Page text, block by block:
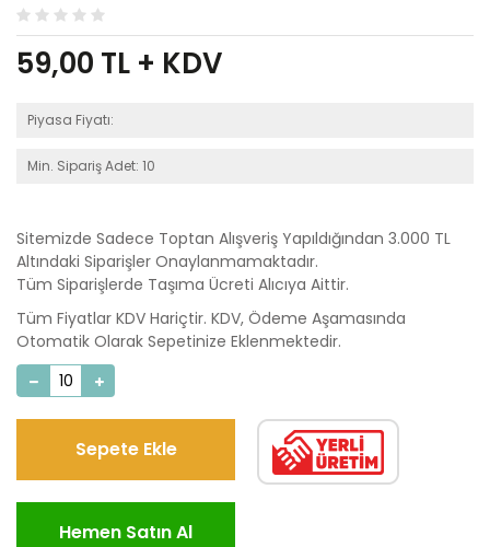
59,00 TL + KDV
Piyasa Fiyatı:
Min. Sipariş Adet: 10
Sitemizde Sadece Toptan Alışveriş Yapıldığından 3.000 TL
Altındaki Siparişler Onaylanmamaktadır.
Tüm Siparişlerde Taşıma Ücreti Alıcıya Aittir.
Tüm Fiyatlar KDV Hariçtir. KDV, Ödeme Aşamasında
Otomatik Olarak Sepetinize Eklenmektedir.
Sepete Ekle
Hemen Satın Al